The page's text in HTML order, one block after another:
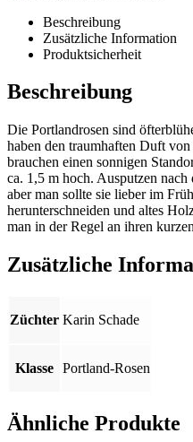
Beschreibung
Zusätzliche Information
Produktsicherheit
Beschreibung
Die Portlandrosen sind
haben den traumhaften Duft
brauchen einen sonnigen
ca. 1,5 m hoch. Ausputzen
aber man sollte sie lieber im
herunterschneiden und altes
man in der Regel an ihren
Zusätzliche
Züchter Karin Schade
Klasse Portland-Rosen
Ähnliche Produkte